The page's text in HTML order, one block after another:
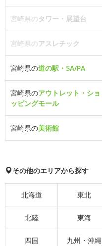
宮崎県のタワー・展望台
宮崎県のアスレチック
宮崎県の道の駅・SA/PA
宮崎県のアウトレット・ショ
ッピングモール
宮崎県の美術館
その他のエリアから探す
北海道 東北
北陸 東海
四国 九州・沖縄